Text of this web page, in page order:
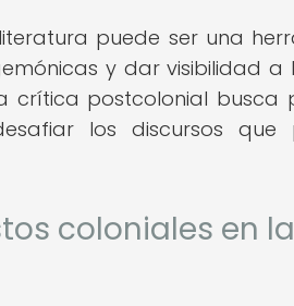
puede ser una
y dar visibilidad a
crítica postcolonial busca
los discursos que
coloniales en la